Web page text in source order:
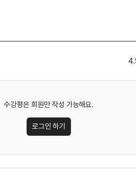
수강평은 회원만 작성 가능해요.
로그인 하기